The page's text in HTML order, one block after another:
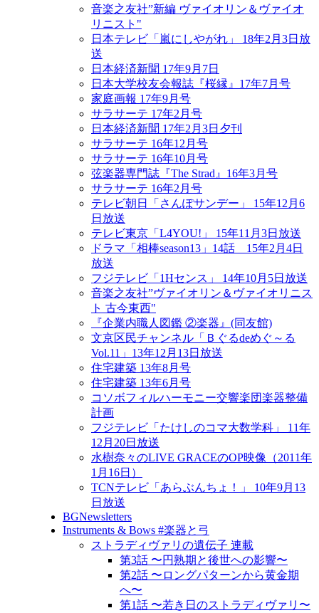
音楽之友社”新編 ヴァイオリン＆ヴァイオ
リニスト"
日本テレビ「嵐にしやがれ」 18年2月3日放
送
日本経済新聞 17年9月7日
日本大学校友会報誌『桜縁』17年7月号
家庭画報 17年9月号
サラサーテ 17年2月号
日本経済新聞 17年2月3日夕刊
サラサーテ 16年12月号
サラサーテ 16年10月号
弦楽器専門誌『The Strad』16年3月号
サラサーテ 16年2月号
テレビ朝日「さんぽサンデー」 15年12月6
日放送
テレビ東京「L4YOU!」 15年11月3日放送
ドラマ「相棒season13」14話 15年2月4日
放送
フジテレビ「1Hセンス」 14年10月5日放送
音楽之友社”ヴァイオリン＆ヴァイオリニス
ト 古今東西"
『企業内職人図鑑 ②楽器』(同友館)
文京区民チャンネル「Ｂぐるdeめぐ～る
Vol.11」13年12月13日放送
住宅建築 13年8月号
住宅建築 13年6月号
コソボフィルハーモニー交響楽団楽器整備
計画
フジテレビ「たけしのコマ大数学科」 11年
12月20日放送
水樹奈々のLIVE GRACEのOP映像（2011年
1月16日）
TCNテレビ「あらぶんちょ！」 10年9月13
日放送
BGNewsletters
Instruments & Bows #楽器と弓
ストラディヴァリの遺伝子 連載
第3話 〜円熟期と後世への影響〜
第2話 〜ロングパターンから黄金期
へ〜
第1話 〜若き日のストラディヴァリ〜